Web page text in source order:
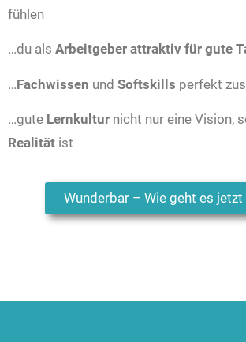
fühlen
…du als Arbeitgeber attraktiv für gute
…Fachwissen und Softskills perfekt
…gute Lernkultur nicht nur eine Vision,
Realität ist
Wunderbar – Wie geht es